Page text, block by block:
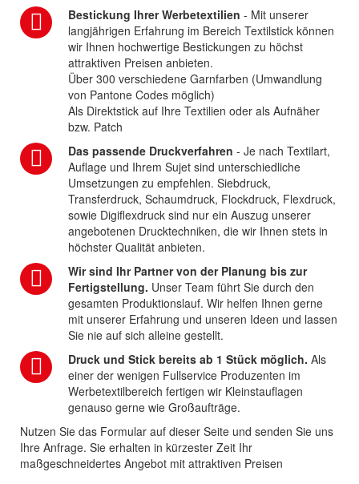
Bestickung Ihrer Werbetextilien - Mit unserer
langjährigen Erfahrung im Bereich Textilstick können
wir Ihnen hochwertige Bestickungen zu höchst
attraktiven Preisen anbieten.
Über 300 verschiedene Garnfarben (Umwandlung
von Pantone Codes möglich)
Als Direktstick auf Ihre Textilien oder als Aufnäher
bzw. Patch
Das passende Druckverfahren - Je nach Textilart,
Auflage und Ihrem Sujet sind unterschiedliche
Umsetzungen zu empfehlen. Siebdruck,
Transferdruck, Schaumdruck, Flockdruck, Flexdruck,
sowie Digiflexdruck sind nur ein Auszug unserer
angebotenen Drucktechniken, die wir Ihnen stets in
höchster Qualität anbieten.
Wir sind Ihr Partner von der Planung bis zur
Fertigstellung. Unser Team führt Sie durch den
gesamten Produktionslauf. Wir helfen Ihnen gerne
mit unserer Erfahrung und unseren Ideen und lassen
Sie nie auf sich alleine gestellt.
Druck und Stick bereits ab 1 Stück möglich. Als
einer der wenigen Fullservice Produzenten im
Werbetextilbereich fertigen wir Kleinstauflagen
genauso gerne wie Großaufträge.
Nutzen Sie das Formular auf dieser Seite und senden Sie uns
Ihre Anfrage. Sie erhalten in kürzester Zeit Ihr
maßgeschneidertes Angebot mit attraktiven Preisen